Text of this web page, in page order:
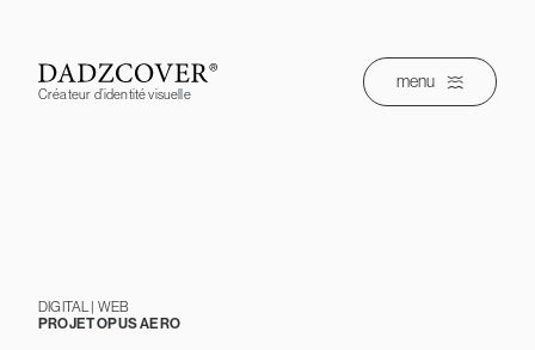
content
Créateur d’identité visuelle
menu
DIGITAL | WEB
PROJET OPUS AERO